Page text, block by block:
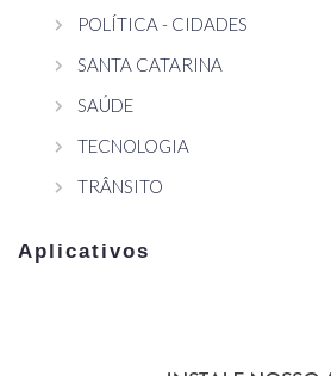
POLÍTICA - CIDADES
SANTA CATARINA
SAÚDE
TECNOLOGIA
TRÂNSITO
Aplicativos